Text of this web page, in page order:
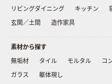
リビングダイニング
キッチン
玄関／土間
造作家具
素材から探す
無垢材
タイル モルタル コ
ガラス
躯体現し